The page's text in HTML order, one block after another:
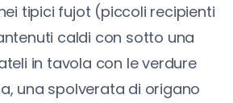
tipici fujot (piccoli recipienti
caldi con sotto una
in tavola con le verdure
una spolverata di origano